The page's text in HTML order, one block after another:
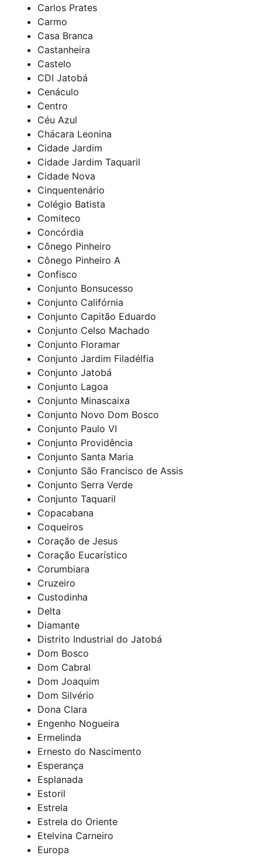
Carlos Prates
Carmo
Casa Branca
Castanheira
Castelo
CDI Jatobá
Cenáculo
Centro
Céu Azul
Chácara Leonina
Cidade Jardim
Cidade Jardim Taquaril
Cidade Nova
Cinquentenário
Colégio Batista
Comiteco
Concórdia
Cônego Pinheiro
Cônego Pinheiro A
Confisco
Conjunto Bonsucesso
Conjunto Califórnia
Conjunto Capitão Eduardo
Conjunto Celso Machado
Conjunto Floramar
Conjunto Jardim Filadélfia
Conjunto Jatobá
Conjunto Lagoa
Conjunto Minascaixa
Conjunto Novo Dom Bosco
Conjunto Paulo VI
Conjunto Providência
Conjunto Santa Maria
Conjunto São Francisco de Assis
Conjunto Serra Verde
Conjunto Taquaril
Copacabana
Coqueiros
Coração de Jesus
Coração Eucarístico
Corumbiara
Cruzeiro
Custodinha
Delta
Diamante
Distrito Industrial do Jatobá
Dom Bosco
Dom Cabral
Dom Joaquim
Dom Silvério
Dona Clara
Engenho Nogueira
Ermelinda
Ernesto do Nascimento
Esperança
Esplanada
Estoril
Estrela
Estrela do Oriente
Etelvina Carneiro
Europa